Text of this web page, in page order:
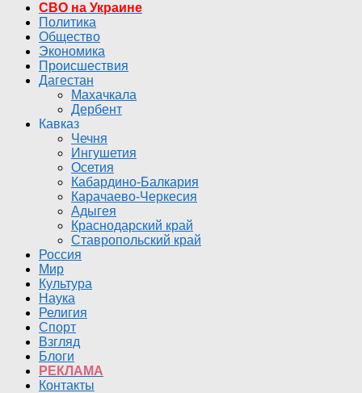
СВО на Украине
Политика
Общество
Экономика
Происшествия
Дагестан
Махачкала
Дербент
Кавказ
Чечня
Ингушетия
Осетия
Кабардино-Балкария
Карачаево-Черкесия
Адыгея
Краснодарский край
Ставропольский край
Россия
Мир
Культура
Наука
Религия
Спорт
Взгляд
Блоги
РЕКЛАМА
Контакты